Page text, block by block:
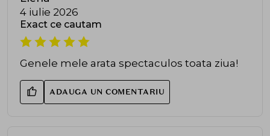
4 iulie 2026
Exact ce cautam
Genele mele arata spectaculos toata ziua!
ADAUGA UN COMENTARIU